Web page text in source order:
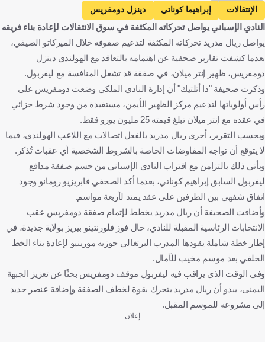
Getty Images
الإنتقالات إبراهيما كوناتي
دينزل دومفريس
ريال مدريد ضد أتلتيك بيلباو
ريال مدريد
أتلتيك بيلباو
الدوري الإسباني
بولونيا ضد إنتر بولونيا
إنتر
الدوري الإيطالي
ليفربول ضد برينتفورد
ليفربول
برينتفورد
الدوري الإنجليزي الممتاز فرنسا
هولندا
إسبانيا
إيطاليا إنجلترا كرة قدم
النادي الإسباني يواصل تحركاته المكثفة في سوق الانتقالات لإعادة بناء فريقه
يواصل ريال مدريد تحركاته المكثفة لتدعيم صفوفه خلال الميركاتو الصيفي،
بعدما كشفت تقارير صحفية عن اهتمامه بالتعاقد مع الهولندي دينزل
دومفريس، ظهير إنتر ميلان، في صفقة قد تشعل المنافسة مع ليفربول.
وذكرت صحيفة "ذا أثلتيك" أن إدارة النادي الملكي وضعت دومفريس على
رأس أولوياتها لتدعيم مركز الظهير الأيمن، مستفيدة من وجود شرط جزائي
في عقده مع إنتر ميلان تبلغ قيمته 25 مليون يورو فقط.
وبحسب التقرير، أجرى ريال مدريد بالفعل اتصالات مع اللاعب الهولندي، فيما
لا يتوقع أن تواجه المفاوضات الخاصة بالشروط الشخصية أي عقبات تُذكر.
ويأتي ذلك بالتزامن مع اقتراب النادي الإسباني من حسم صفقة مدافع
ليفربول السابق إبراهيم كوناتي، بعدما أكد الصحفي فابريزيو رومانو وجود
اتفاق شفهي بين الطرفين على عقد يمتد لأربعة مواسم.
وأضافت الصحيفة أن ريال مدريد يخطط لإتمام صفقة دومفريس عقب
الانتخابات الرئاسية المقبلة للنادي، حال فوز فلورنتينو بيريز بولاية جديدة، في
إطار خطة شاملة يقودها المدرب البرتغالي جوزيه مورينيو لإعادة بناء الخط
الخلفي بعد موسم مخيب للآمال.
وفي الوقت الذي يراقب فيه ليفربول موقف دومفريس بحثًا عن تعزيز الجبهة
اليمنى، يبدو أن ريال مدريد يتحرك بقوة لخطف الصفقة وإضافة عنصر جديد
إلى مشروعه للموسم المقبل.
إعلان